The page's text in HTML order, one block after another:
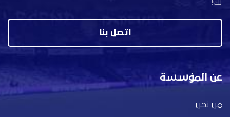
لك!
اتصل بنا
عن المؤسسة
من نحن